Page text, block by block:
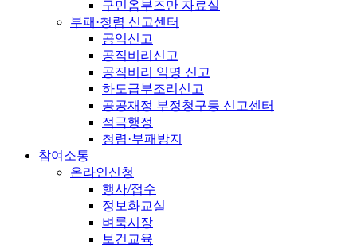
구민옴부즈만 자료실
부패·청렴 신고센터
공익신고
공직비리신고
공직비리 익명 신고
하도급부조리신고
공공재정 부정청구등 신고센터
적극행정
청렴·부패방지
참여소통
온라인신청
행사/접수
정보화교실
벼룩시장
보건교육